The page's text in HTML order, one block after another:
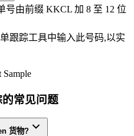
号由前缀 KKCL 加 8 至 12 位
跟踪工具中输入此号码,以实
常见问题
货物?